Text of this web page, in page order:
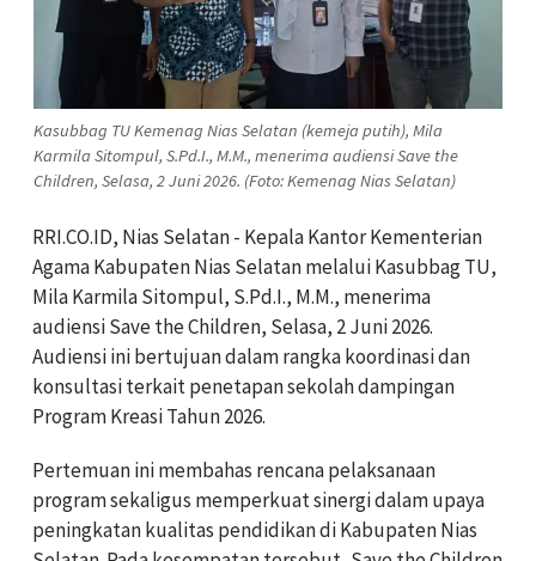
Kasubbag TU Kemenag Nias Selatan (kemeja putih), Mila
Karmila Sitompul, S.Pd.I., M.M., menerima audiensi Save the
Children, Selasa, 2 Juni 2026. (Foto: Kemenag Nias Selatan)
RRI.CO.ID, Nias Selatan - Kepala Kantor Kementerian
Agama Kabupaten Nias Selatan melalui Kasubbag TU,
Mila Karmila Sitompul, S.Pd.I., M.M., menerima
audiensi Save the Children, Selasa, 2 Juni 2026.
Audiensi ini bertujuan dalam rangka koordinasi dan
konsultasi terkait penetapan sekolah dampingan
Program Kreasi Tahun 2026.
Pertemuan ini membahas rencana pelaksanaan
program sekaligus memperkuat sinergi dalam upaya
peningkatan kualitas pendidikan di Kabupaten Nias